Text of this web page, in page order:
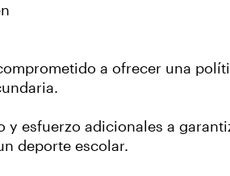
a ofrecer una
esfuerzo adicionales a
deporte escolar.